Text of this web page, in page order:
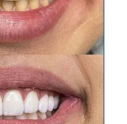
اصلاح
با